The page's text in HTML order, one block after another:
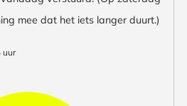
mee dat het iets langer duurt.)
uur